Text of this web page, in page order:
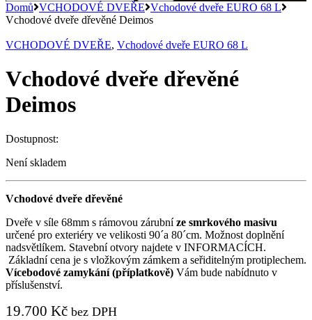
Domů VCHODOVÉ DVEŘE Vchodové dveře EURO 68 L
Vchodové dveře dřevěné Deimos
VCHODOVÉ DVEŘE, Vchodové dveře EURO 68 L
Vchodové dveře dřevěné
Deimos
Dostupnost:
Není skladem
Vchodové dveře dřevěné
Dveře v síle 68mm s rámovou zárubníze smrkového masivu
určené pro exteriéry ve velikosti 90´a 80´cm. Možnost doplnění
nadsvětlíkem. Stavební otvory najdete v INFORMACÍCH.
Základní cena je s vložkovým zámkem a seřiditelným protiplechem.
Vícebodové zamykání (příplatkově) Vám bude nabídnuto v
příslušenství.
19.700 Kč bez DPH